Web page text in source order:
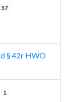
57
§ 42r HWO
1